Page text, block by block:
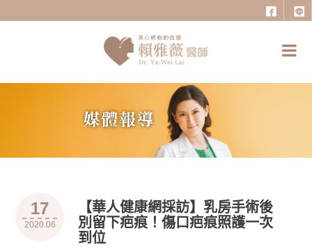
17
2020.06
【華人健康網採訪】乳房手術後
別留下疤痕！傷口疤痕照護一次
到位